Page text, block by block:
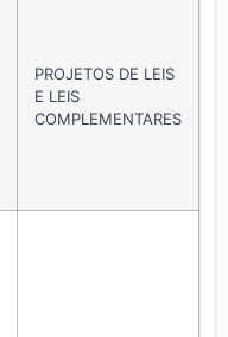
PROJETOS DE LEIS
E LEIS
COMPLEMENTARES